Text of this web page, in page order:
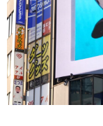
Infos de base
Dossiers